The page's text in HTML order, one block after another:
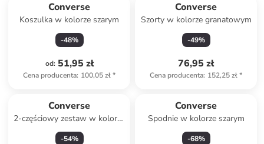
Converse
Koszulka w kolorze szarym
-48%
od: 51,95 zł
Cena producenta: 100,05 zł*
Converse
Szorty w kolorze granatowym
-49%
76,95 zł
Cena producenta: 152,25 zł*
Converse
2-częściowy zestaw w kolorze
biało-granatowym
-54%
Converse
Spodnie w kolorze szarym
-68%